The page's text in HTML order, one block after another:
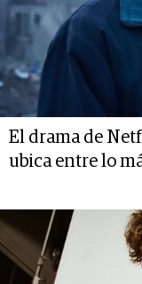
El drama de
ubica entre lo